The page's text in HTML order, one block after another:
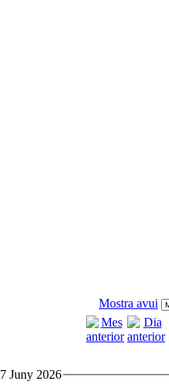
Mostra avui
7 Juny 2026